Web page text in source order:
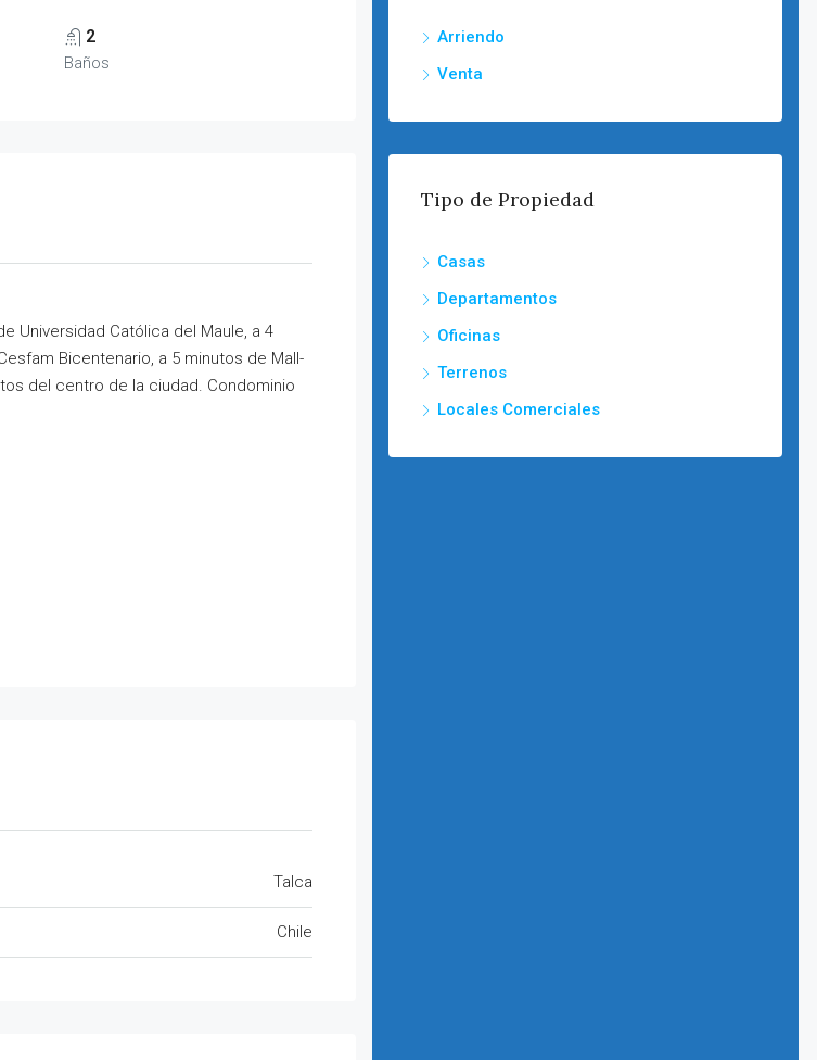
2
Baños
Universidad Católica del Maule, a 4
Bicentenario, a 5 minutos de Mall-
del centro de la ciudad. Condominio
Talca
Chile
Arriendo
Venta
Tipo de Propiedad
Casas
Departamentos
Oficinas
Terrenos
Locales Comerciales